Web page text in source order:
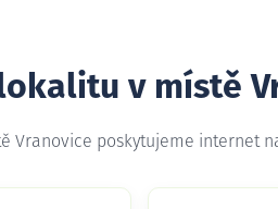
v místě
Vranovice poskytujeme internet